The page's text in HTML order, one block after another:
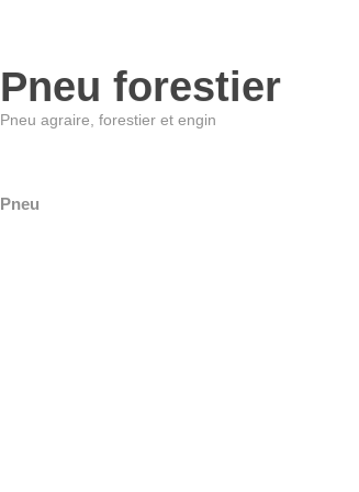
Pneu forestier
Pneu agraire, forestier et engin
Pneu